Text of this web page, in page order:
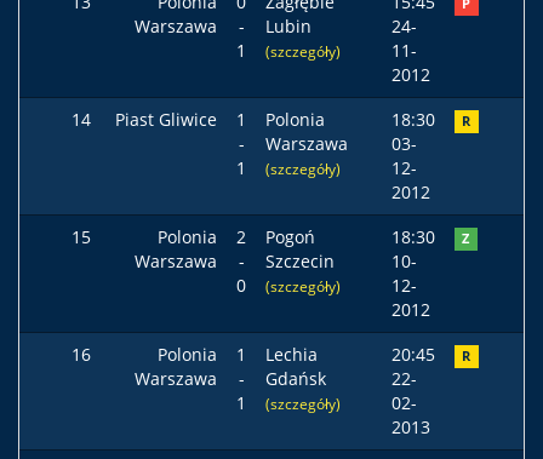
Warszawa
-
1
Lubin
(szczegóły)
24-
11-
2012
P
14 Piast Gliwice
1
-
1
Polonia
Warszawa
(szczegóły)
18:30
03-
12-
2012
R
15
Polonia
Warszawa
2
-
0
Pogoń
Szczecin
(szczegóły)
18:30
10-
12-
2012
Z
16
Polonia
Warszawa
1
-
1
Lechia
Gdańsk
(szczegóły)
20:45
22-
02-
2013
R